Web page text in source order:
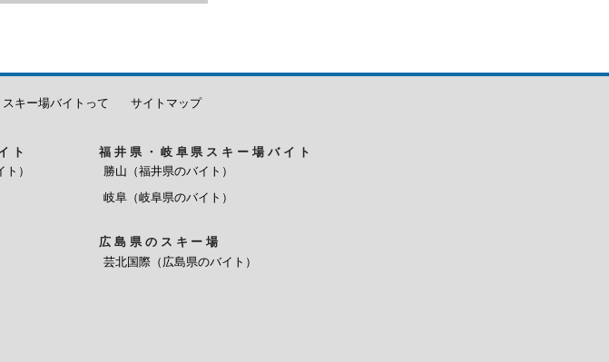
キー場バイトって サイトマップ
ト
）
福井県・岐阜県スキー場バイト
勝山（福井県のバイト）
岐阜（岐阜県のバイト）
広島県のスキー場
芸北国際（広島県のバイト）